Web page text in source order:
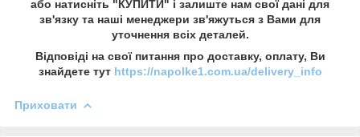
або натисніть "КУПИТИ" і залиште нам свої дані для
зв'язку та наші менеджери зв'яжуться з Вами для
уточнення всіх деталей.
Відповіді на свої питання про доставку, оплату, Ви
знайдете тут https://napolke1.com.ua/delivery_info
Приховати